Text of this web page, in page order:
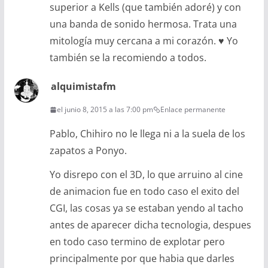
superior a Kells (que también adoré) y con
una banda de sonido hermosa. Trata una
mitología muy cercana a mi corazón. ♥ Yo
también se la recomiendo a todos.
alquimistafm
el junio 8, 2015 a las 7:00 pm Enlace permanente
Pablo, Chihiro no le llega ni a la suela de los
zapatos a Ponyo.
Yo disrepo con el 3D, lo que arruino al cine
de animacion fue en todo caso el exito del
CGI, las cosas ya se estaban yendo al tacho
antes de aparecer dicha tecnologia, despues
en todo caso termino de explotar pero
principalmente por que habia que darles